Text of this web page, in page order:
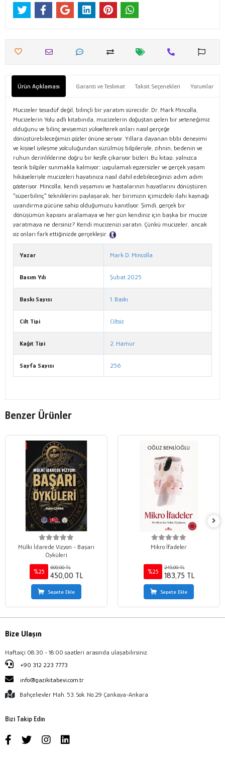
Ürün Açıklaması Garanti ve Teslimat Taksit Seçenekleri Yorumlar
Mucizeler tesadüf değil, bilinçli bir yaratım sürecidir. Dr. Mark Mincolla,
Mucizelerin Yolu adlı kitabında, mucizelerin doğuştan gelen bir yeteneğimiz
olduğunu ve bilinç seviyemizi yükselterek onları nasıl gerçeğe
dönüştürebileceğimizi gözler önüne seriyor. Yıllara dayanan tıbbi deneyimi
ve kişisel iyileşme yolculuğundan süzülmüş bilgileriyle, zihnin, bedenin ve
ruhun derinliklerine doğru bir keşfe çıkarıyor bizleri. Bu kitap, yalnızca
teorik bilgiler sunmakla kalmıyor; uygulamalı egzersizler ve gerçek yaşam
hikâyeleriyle mucizeleri hayatınıza nasıl dahil edebileceğinizi adım adım
gösteriyor. Mincolla, kendi yaşamını ve hastalarının hayatlarını dönüştüren
“süperbilinç” tekniklerini paylaşarak, her birimizin içimizdeki ilahi kaynağı
uyandırma gücüne sahip olduğumuzu kanıtlıyor. Şimdi, gerçek bir
dönüşümün kapısını aralamaya ve her gün kendiniz için başka bir mucize
yaratmaya ne dersiniz? Kendi mucizenizi yaratın. Çünkü mucizeler, ancak
siz onları fark ettiğinizde gerçekleşir.
Yazar Mark D. Mincolla
Basım Yılı Şubat 2025
Baskı Sayısı 1. Baskı
Cilt Tipi Ciltsiz
Kağıt Tipi 2. Hamur
Sayfa Sayısı 256
Benzer Ürünler
Mülki İdarede Vizyon - Başarı
Öyküleri
%25
600,00 TL
450,00 TL
Sepete Ekle
Mikro İfadeler
%25
245,00 TL
183,75 TL
Sepete Ekle
Bize Ulaşın
Haftaiçi 08:30 - 18:00 saatleri arasında ulaşabilirsiniz.
+90 312 223 7773
info@gazikitabevi.com.tr
Bahçelievler Mah. 53. Sok. No:29 Çankaya-Ankara
Bizi Takip Edin